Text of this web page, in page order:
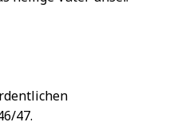
47.